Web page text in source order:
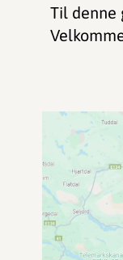
Til denne